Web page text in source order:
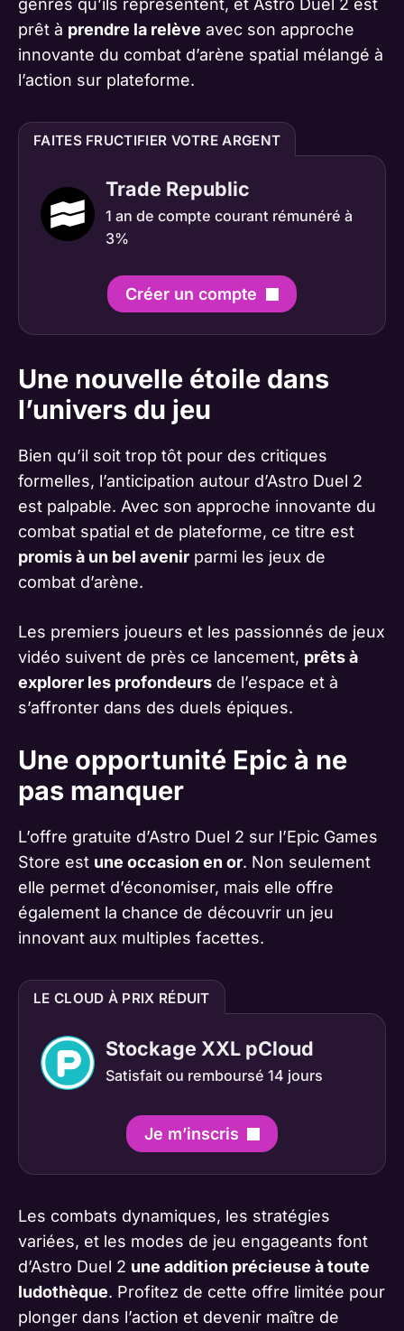
genres qu’ils représentent, et Astro Duel 2 est
prêt à prendre la relève avec son approche
innovante du combat d’arène spatial mélangé à
l’action sur plateforme.
FAITES FRUCTIFIER VOTRE ARGENT
Trade Republic
1 an de compte courant rémunéré à
3%
Créer un compte
Une nouvelle étoile dans
l’univers du jeu
Bien qu’il soit trop tôt pour des critiques
formelles, l’anticipation autour d’Astro Duel 2
est palpable. Avec son approche innovante du
combat spatial et de plateforme, ce titre est
promis à un bel avenir parmi les jeux de
combat d’arène.
Les premiers joueurs et les passionnés de jeux
vidéo suivent de près ce lancement, prêts à
explorer les profondeurs de l’espace et à
s’affronter dans des duels épiques.
Une opportunité Epic à ne
pas manquer
L’offre gratuite d’Astro Duel 2 sur l’Epic Games
Store est une occasion en or. Non seulement
elle permet d’économiser, mais elle offre
également la chance de découvrir un jeu
innovant aux multiples facettes.
LE CLOUD À PRIX RÉDUIT
Stockage XXL pCloud
Satisfait ou remboursé 14 jours
Je m’inscris
Les combats dynamiques, les stratégies
variées, et les modes de jeu engageants font
d’Astro Duel 2 une addition précieuse à toute
ludothèque. Profitez de cette offre limitée pour
plonger dans l’action et devenir maître de